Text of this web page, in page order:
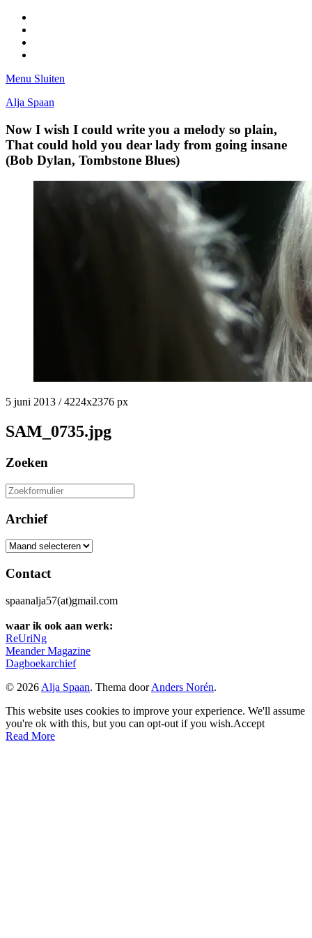
Menu Sluiten
Alja Spaan
Now I wish I could write you a melody so plain,
That could hold you dear lady from going insane
(Bob Dylan, Tombstone Blues)
5 juni 2013 /4224x2376 px
SAM_0735.jpg
Zoeken
Zoeken
naar:
Archief
Archief
Contact
spaanalja57(at)gmail.com
waar ik ook aan werk:
ReUriNg
Meander Magazine
Dagboekarchief
© 2026 Alja Spaan. Thema doorAnders Norén.
This website uses cookies to improve your experience. We'll assume
you're ok with this, but you can opt-out if you wish.Accept
Read More